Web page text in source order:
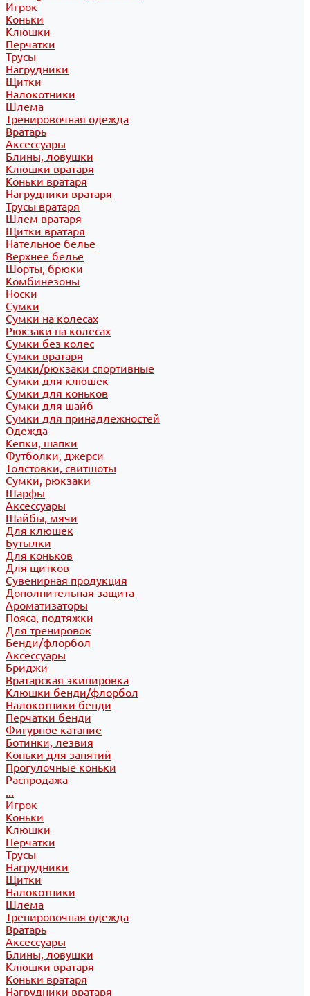
Игрок
Коньки
Клюшки
Перчатки
Трусы
Нагрудники
Щитки
Налокотники
Шлема
Тренировочная одежда
Вратарь
Аксессуары
Блины, ловушки
Клюшки вратаря
Коньки вратаря
Нагрудники вратаря
Трусы вратаря
Шлем вратаря
Щитки вратаря
Нательное белье
Верхнее белье
Шорты, брюки
Комбинезоны
Носки
Сумки
Сумки на колесах
Рюкзаки на колесах
Сумки без колес
Сумки вратаря
Сумки/рюкзаки спортивные
Сумки для клюшек
Сумки для коньков
Сумки для шайб
Сумки для принадлежностей
Одежда
Кепки, шапки
Футболки, джерси
Толстовки, свитшоты
Сумки, рюкзаки
Шарфы
Аксессуары
Шайбы, мячи
Для клюшек
Бутылки
Для коньков
Для щитков
Сувенирная продукция
Дополнительная защита
Ароматизаторы
Пояса, подтяжки
Для тренировок
Бенди/флорбол
Аксессуары
Бриджи
Вратарская экипировка
Клюшки бенди/флорбол
Налокотники бенди
Перчатки бенди
Фигурное катание
Ботинки, лезвия
Коньки для занятий
Прогулочные коньки
Распродажа
...
Игрок
Коньки
Клюшки
Перчатки
Трусы
Нагрудники
Щитки
Налокотники
Шлема
Тренировочная одежда
Вратарь
Аксессуары
Блины, ловушки
Клюшки вратаря
Коньки вратаря
Нагрудники вратаря